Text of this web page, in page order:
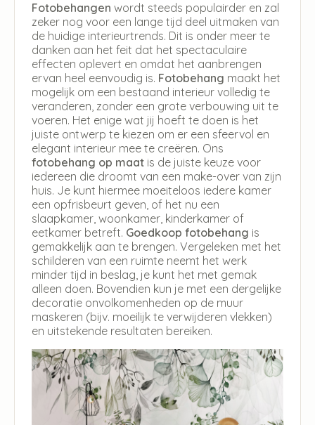
Fotobehangen wordt steeds populairder en zal
zeker nog voor een lange tijd deel uitmaken van
de huidige interieurtrends. Dit is onder meer te
danken aan het feit dat het spectaculaire
effecten oplevert en omdat het aanbrengen
ervan heel eenvoudig is. Fotobehang maakt het
mogelijk om een bestaand interieur volledig te
veranderen, zonder een grote verbouwing uit te
voeren. Het enige wat jij hoeft te doen is het
juiste ontwerp te kiezen om er een sfeervol en
elegant interieur mee te creëren. Ons
fotobehang op maat is de juiste keuze voor
iedereen die droomt van een make-over van zijn
huis. Je kunt hiermee moeiteloos iedere kamer
een opfrisbeurt geven, of het nu een
slaapkamer, woonkamer, kinderkamer of
eetkamer betreft. Goedkoop fotobehang is
gemakkelijk aan te brengen. Vergeleken met het
schilderen van een ruimte neemt het werk
minder tijd in beslag, je kunt het met gemak
alleen doen. Bovendien kun je met een dergelijke
decoratie onvolkomenheden op de muur
maskeren (bijv. moeilijk te verwijderen vlekken)
en uitstekende resultaten bereiken.